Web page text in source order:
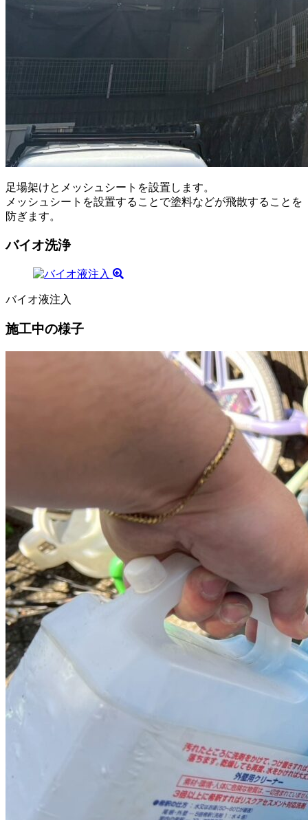
足場架けとメッシュシートを設置します。
メッシュシートを設置することで塗料などが飛散することを
防ぎます。
バイオ洗浄
バイオ液注入
施工中の様子